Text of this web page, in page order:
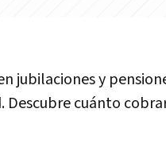
jubilaciones y
Descubre cuánto